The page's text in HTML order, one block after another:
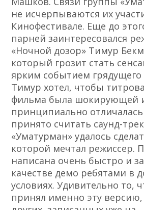
не исчерпываются их
Кинофестивале. Еще до
парней заинтересовался
«Ночной дозор» Тимур
который грозит стать
ярким событием грядущего
Тимур хотел, чтобы
фильма была шокирующей
принципиально отличалась
принято считать саунд-
«Уматурман» удалось
которой мечтал режиссер.
написана очень быстро и
качестве демо ребятами в
условиях. Удивительно то,
принял именно эту версию,